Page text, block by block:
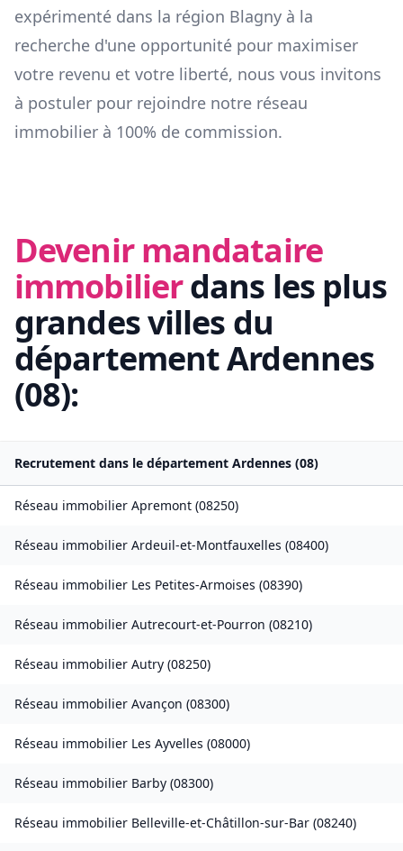
expérimenté dans la région Blagny à la
recherche d'une opportunité pour maximiser
votre revenu et votre liberté, nous vous invitons
à postuler pour rejoindre notre réseau
immobilier à 100% de commission.
Devenir mandataire
immobilierdans les plus
grandes villes du
départementArdennes
(08):
Recrutement dans le département Ardennes (08)
Réseau immobilier Apremont (08250)
Réseau immobilier Ardeuil-et-Montfauxelles (08400)
Réseau immobilier Les Petites-Armoises (08390)
Réseau immobilier Autrecourt-et-Pourron (08210)
Réseau immobilier Autry (08250)
Réseau immobilier Avançon (08300)
Réseau immobilier Les Ayvelles (08000)
Réseau immobilier Barby (08300)
Réseau immobilier Belleville-et-Châtillon-sur-Bar (08240)